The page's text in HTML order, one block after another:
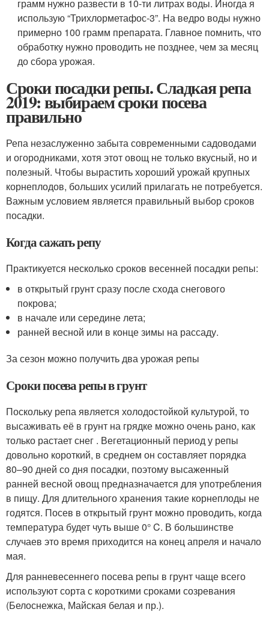
грамм нужно развести в 10-ти литрах воды. Иногда я
использую “Трихлорметафос-3”. На ведро воды нужно
примерно 100 грамм препарата. Главное помнить, что
обработку нужно проводить не позднее, чем за месяц
до сбора урожая.
Сроки посадки репы. Сладкая репа
2019: выбираем сроки посева
правильно
Репа незаслуженно забыта современными садоводами
и огородниками, хотя этот овощ не только вкусный, но и
полезный. Чтобы вырастить хороший урожай крупных
корнеплодов, больших усилий прилагать не потребуется.
Важным условием является правильный выбор сроков
посадки.
Когда сажать репу
Практикуется несколько сроков весенней посадки репы:
в открытый грунт сразу после схода снегового
покрова;
в начале или середине лета;
ранней весной или в конце зимы на рассаду.
За сезон можно получить два урожая репы
Сроки посева репы в грунт
Поскольку репа является холодостойкой культурой, то
высаживать её в грунт на грядке можно очень рано, как
только растает снег . Вегетационный период у репы
довольно короткий, в среднем он составляет порядка
80–90 дней со дня посадки, поэтому высаженный
ранней весной овощ предназначается для употребления
в пищу. Для длительного хранения такие корнеплоды не
годятся. Посев в открытый грунт можно проводить, когда
температура будет чуть выше 0° C. В большинстве
случаев это время приходится на конец апреля и начало
мая.
Для ранневесеннего посева репы в грунт чаще всего
используют сорта с короткими сроками созревания
(Белоснежка, Майская белая и пр.).